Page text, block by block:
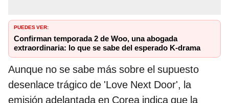
PUEDES VER:
Confirman temporada 2 de Woo, una abogada
extraordinaria: lo que se sabe del esperado K-drama
Aunque no se sabe más sobre el supuesto
desenlace trágico de 'Love Next Door', la
emisión adelantada en Corea indica que la